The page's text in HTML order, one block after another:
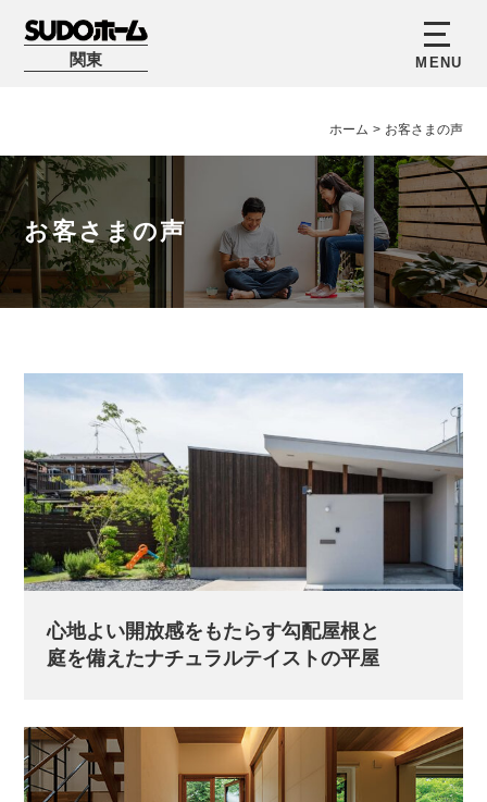
関東
ホーム > お客さまの声
お客さまの声
心地よい開放感をもたらす勾配屋根と
庭を備えたナチュラルテイストの平屋